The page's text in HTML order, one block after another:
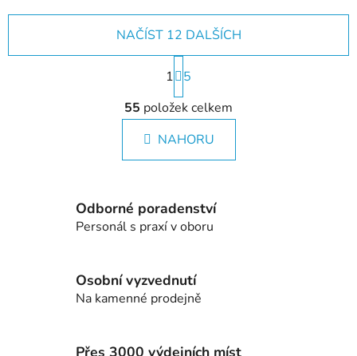
O
v
l
á
d
í
p
k
y
NAČÍST 12 DALŠÍCH
S
t
r
á
n
k
í
1
5
55 položek celkem
NAHORU
Odborné poradenství
Personál s praxí v oboru
Osobní vyzvednutí
Na kamenné prodejně
Přes 3000 výdejních míst